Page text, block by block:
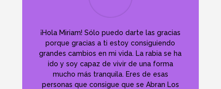
¡Hola Miriam! Sólo puedo darte las gracias
porque gracias a ti estoy consiguiendo
grandes cambios en mi vida. La rabia se ha
ido y soy capaz de vivir de una forma
mucho más tranquila. Eres de esas
personas que consigue que se Abran Los